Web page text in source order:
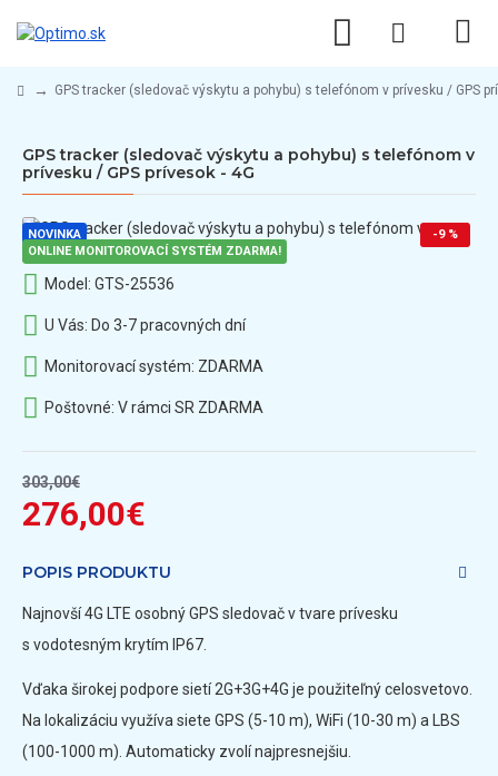
GPS tracker (sledovač výskytu a pohybu) s telefónom v prívesku / GPS
GPS tracker (sledovač výskytu a pohybu) s telefónom v
prívesku / GPS prívesok - 4G
NOVINKA
ONLINE MONITOROVACÍ SYSTÉM ZDARMA!
-9 %
276,00€
303,00€
Model: GTS-25536
U Vás: Do 3-7 pracovných dní
Monitorovací systém: ZDARMA
Poštovné: V rámci SR ZDARMA
POPIS PRODUKTU
Najnovší 4G LTE osobný GPS sledovač v tvare prívesku
s vodotesným krytím IP67.
Vďaka širokej podpore sietí 2G+3G+4G je použiteľný celosvetovo.
Na lokalizáciu využíva siete GPS (5-10 m), WiFi (10-30 m) a LBS
(100-1000 m). Automaticky zvolí najpresnejšiu.